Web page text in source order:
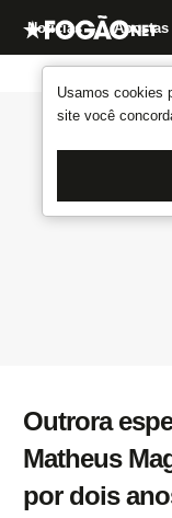
Usamos cookies
site você
Notícias Apostas
Outrora
Matheus
por dois